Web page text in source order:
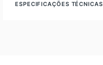
ESPECIFICAÇÕES TÉCNICAS